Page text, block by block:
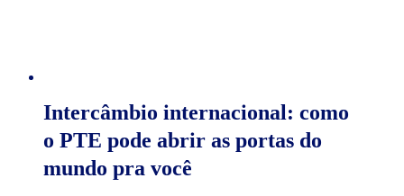
Intercâmbio internacional: como
o PTE pode abrir as portas do
mundo pra você